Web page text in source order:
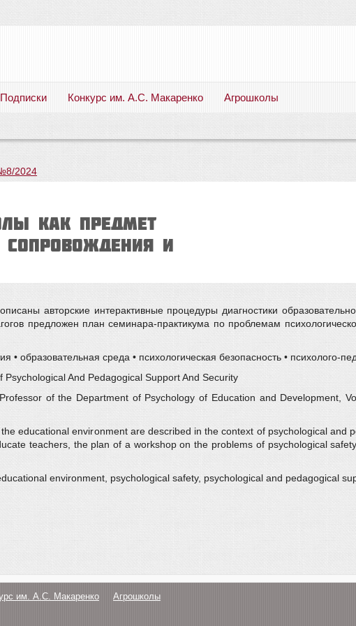
Подписки Конкурс им. А.С. Макаренко Агрошколы
2024
как предмет
сопровождения и
авторские интерактивные процедуры диагностики
предложен план семинара-практикума по проблемам
• образовательная среда • психологическая безопасность • психолого-
And Pedagogical Support And Security
of the Department of Psychology of Education and Development,
educational environment are described in the context of psychological and
teachers, the plan of a workshop on the problems of psychological
environment, psychological safety, psychological and pedagogical
им. А.С. Макаренко Агрошколы